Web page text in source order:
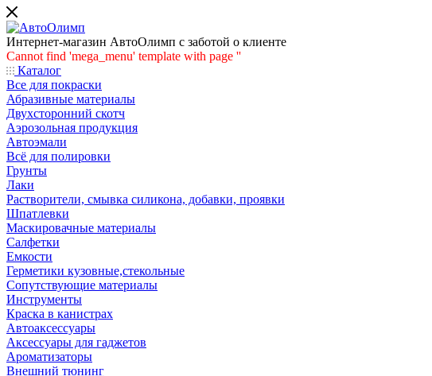
Интернет-магазин АвтоОлимп с заботой о клиенте
Cannot find 'mega_menu' template with page ''
Каталог
Все для покраски
Абразивные материалы
Двухсторонний скотч
Аэрозольная продукция
Автоэмали
Всё для полировки
Грунты
Лаки
Растворители, смывка силикона, добавки, проявки
Шпатлевки
Маскировачные материалы
Салфетки
Емкости
Герметики кузовные,стекольные
Сопутствующие материалы
Инструменты
Краска в канистрах
Автоаксессуары
Аксессуары для гаджетов
Ароматизаторы
Внешний тюнинг